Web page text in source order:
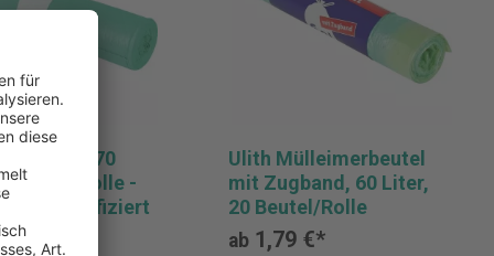
70
Beutel/Rolle -
zertifiziert
€*
Ulith Mülleimerbeutel
mit Zugband, 60 Liter,
20 Beutel/Rolle
ab 1,79 €*